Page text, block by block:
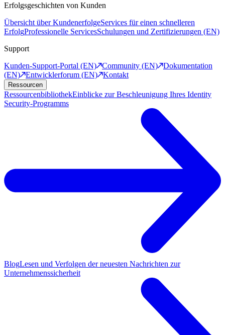
Erfolgsgeschichten von Kunden
Übersicht über KundenerfolgeServices für einen schnelleren
ErfolgProfessionelle ServicesSchulungen und Zertifizierungen (EN)
Support
Kunden-Support-Portal (EN)
Community (EN)
Dokumentation
(EN)
Entwicklerforum (EN) Kontakt
Ressourcen
RessourcenbibliothekEinblicke zur Beschleunigung Ihres Identity
Security-Programms
BlogLesen und Verfolgen der neuesten Nachrichten zur
Unternehmenssicherheit